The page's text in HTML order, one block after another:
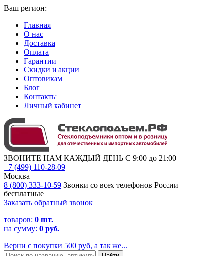
Ваш регион:
Главная
О нас
Доставка
Оплата
Гарантии
Скидки и акции
Оптовикам
Блог
Контакты
Личный кабинет
ЗВОНИТЕ НАМ КАЖДЫЙ ДЕНЬ С 9:00 до 21:00
+7 (499) 110-28-09
Москва
8 (800) 333-10-59 Звонки со всех телефонов России
бесплатные
Заказать обратный звонок
товаров: 0 шт.
на сумму: 0 руб.
Верни с покупки 500 руб, а так же...